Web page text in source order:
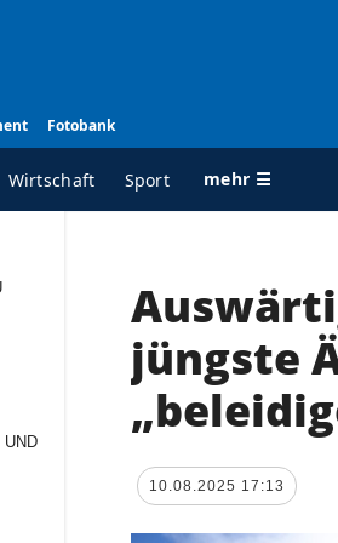
Fotobank
Wirtschaft Sport mehr ☰
RUBRIKEN
derjüngste
10.08.2025 17:13